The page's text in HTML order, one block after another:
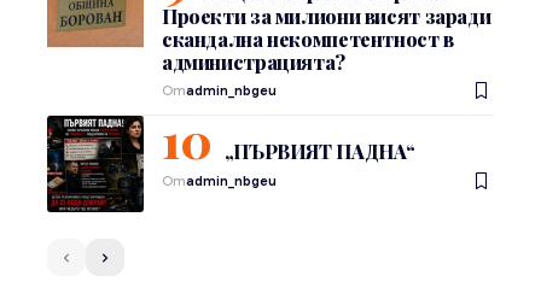
Проекти за милиони висят заради
скандална некомпетентност в
администрацията?
Отadmin_nbgeu
„ПЪРВИЯТ ПАДНА“
Отadmin_nbgeu